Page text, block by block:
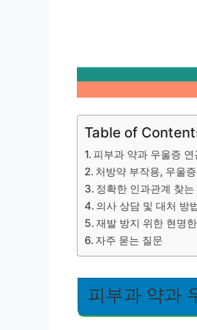
Table of
피부과 약과 우울증 연
처방약 부작용, 우울
정확한 인과관계 찾는
의사 상담 및 대처 방
재발 방지 위한 현명
자주 묻는 질문
피부과 약과